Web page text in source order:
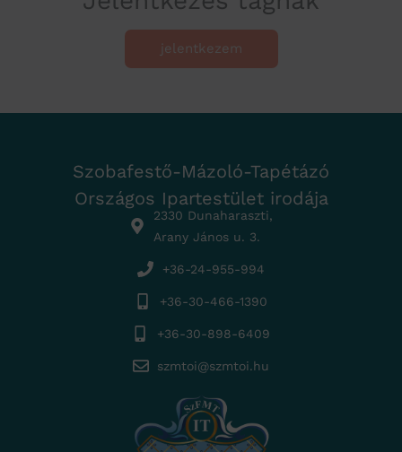
jelentkezem
Szobafestő-Mázoló-Tapétázó
Országos Ipartestület irodája
2330 Dunaharaszti,
Arany János u. 3.
+36-24-955-994
+36-30-466-1390
+36-30-898-6409
szmtoi@szmtoi.hu